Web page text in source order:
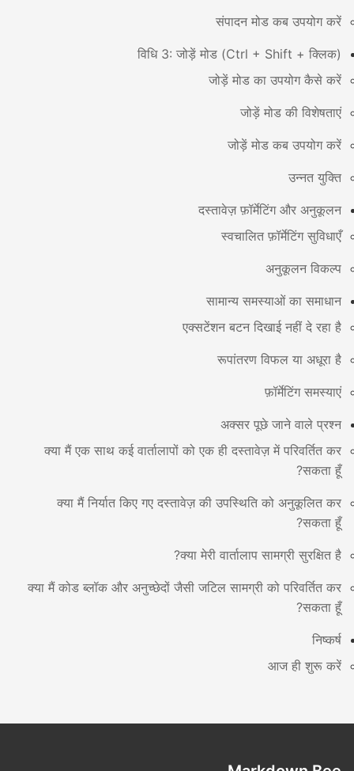
संपादन मोड कब उपयोग करें
विधि 3: जोड़ें मोड (Ctrl + Shift + क्लिक)
जोड़ें मोड का उपयोग कैसे करें
जोड़ें मोड की विशेषताएं
जोड़ें मोड कब उपयोग करें
उन्नत युक्ति
दस्तावेज़ फ़ॉर्मेटिंग और अनुकूलन
स्वचालित फ़ॉर्मेटिंग सुविधाएँ
अनुकूलन विकल्प
सामान्य समस्याओं का समाधान
एक्सटेंशन बटन दिखाई नहीं दे रहा है
रूपांतरण विफल या अधूरा है
फ़ॉर्मेटिंग समस्याएं
अक्सर पूछे जाने वाले प्रश्न
क्या मैं एक साथ कई वार्तालापों को एक ही दस्तावेज़ में परिवर्तित कर
सकता हूँ?
क्या मैं निर्यात किए गए दस्तावेज़ की उपस्थिति को अनुकूलित कर
सकता हूँ?
क्या मेरी वार्तालाप सामग्री सुरक्षित है?
क्या मैं कोड ब्लॉक और अनुच्छेदों जैसी जटिल सामग्री को परिवर्तित कर
सकता हूँ?
निष्कर्ष
आज ही शुरू करें